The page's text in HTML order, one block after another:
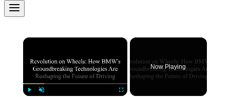
×
Now Playing